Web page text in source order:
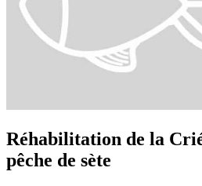
Réhabilitation de la
pêche de sète